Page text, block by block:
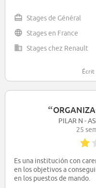
Stages de Général
Stages en France
Stages chez Renault
“
PILAR N -
25
Es una institución con
en los objetivos a
en los puestos de mando.